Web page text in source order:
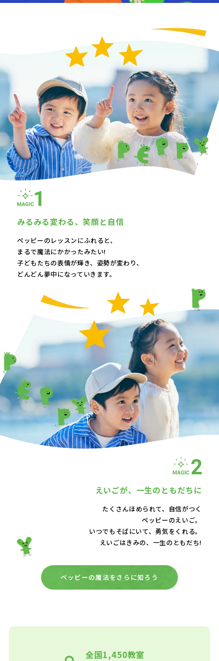
みるみる変わる、笑顔と自信
ペッピーのレッスンにふれると、
まるで魔法にかかったみたい!
子どもたちの表情が輝き、 姿勢が変わり、
どんどん夢中になっていきます。
えいごが、 一生のともだちに
たくさんほめられて、自信がつく
ペッピーのえいご。
いつでもそばにいて、 勇気をくれる。
えいごはきみの、一生のともだち!
ペッピーの魔法をさらに知ろう
全国1,450教室